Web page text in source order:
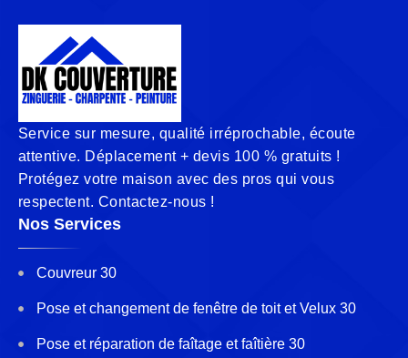
Service sur mesure, qualité irréprochable, écoute
attentive. Déplacement + devis 100 % gratuits !
Protégez votre maison avec des pros qui vous
respectent. Contactez-nous !
Nos Services
Couvreur 30
Pose et changement de fenêtre de toit et Velux 30
Pose et réparation de faîtage et faîtière 30